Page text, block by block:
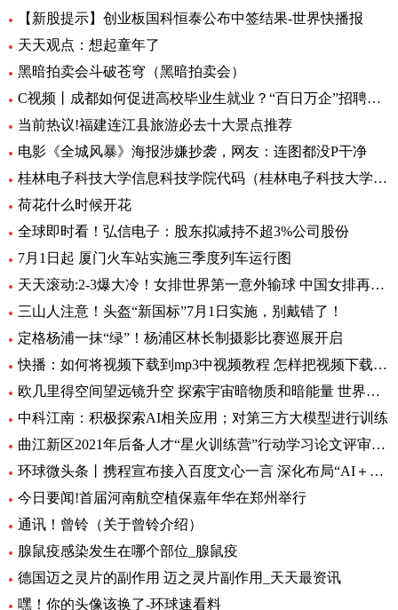
【新股提示】创业板国科恒泰公布中签结果-世界快播报
天天观点：想起童年了
黑暗拍卖会斗破苍穹（黑暗拍卖会）
C视频丨成都如何促进高校毕业生就业？“百日万企”招聘活动将提供约30万个岗位
当前热议!福建连江县旅游必去十大景点推荐
电影《全城风暴》海报涉嫌抄袭，网友：连图都没P干净
桂林电子科技大学信息科技学院代码（桂林电子科技大学信息科技学院）
荷花什么时候开花
全球即时看！弘信电子：股东拟减持不超3%公司股份
7月1日起 厦门火车站实施三季度列车运行图
天天滚动:2-3爆大冷！女排世界第一意外输球 中国女排再获好消息
三山人注意！头盔“新国标”7月1日实施，别戴错了！
定格杨浦一抹“绿”！杨浦区林长制摄影比赛巡展开启
快播：如何将视频下载到mp3中视频教程 怎样把视频下载到MP3里呢
欧几里得空间望远镜升空 探索宇宙暗物质和暗能量 世界资讯
中科江南：积极探索AI相关应用；对第三方大模型进行训练
曲江新区2021年后备人才“星火训练营”行动学习论文评审会暨结训仪式圆满举办|全球要闻
环球微头条丨携程宣布接入百度文心一言 深化布局“AI＋旅行”应用
今日要闻!首届河南航空植保嘉年华在郑州举行
通讯！曾铃（关于曾铃介绍）
腺鼠疫感染发生在哪个部位_腺鼠疫
德国迈之灵片的副作用 迈之灵片副作用_天天最资讯
嘿！你的头像该换了-环球速看料